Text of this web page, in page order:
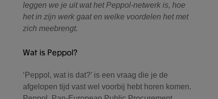
leggen we je uit wat het Peppol-netwerk is, hoe
het in zijn werk gaat en welke voordelen het met
zich meebrengt.
Wat is Peppol?
‘Peppol, wat is dat?’ is een vraag die je de
afgelopen tijd vast wel voorbij hebt horen komen.